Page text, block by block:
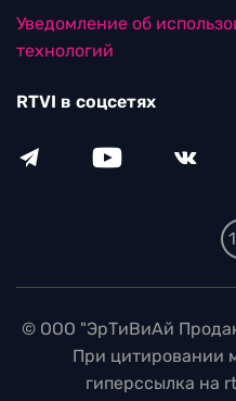
Уведомление об
технологий
RTVI в соцсетях
© ООО "ЭрТиВиАй
При цитировании
гиперссылка на